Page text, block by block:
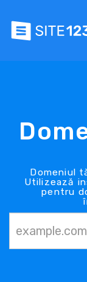
Domeniul
Utilizează
pentru